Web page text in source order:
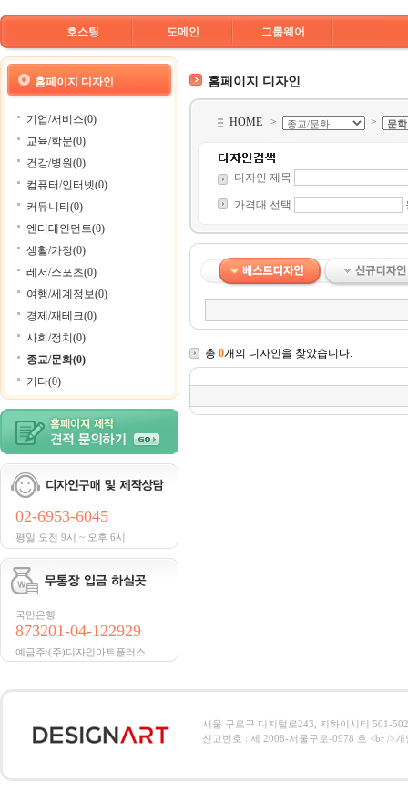
호스팅 도메인 그룹웨어
홈페이지 디자인
기업/서비스(0)
교육/학문(0)
건강/병원(0)
컴퓨터/인터넷(0)
커뮤니티(0)
엔터테인먼트(0)
생활/가정(0)
레저/스포츠(0)
여행/세계정보(0)
경제/재테크(0)
사회/정치(0)
종교/문화(0)
기타(0)
02-6953-6045
평일 오전 9시 ~ 오후 6시
국민은행
873201-04-122929
예금주:(주)디자인아트플러스
홈페이지 디자인
HOME > >
디자인 제목
가격대 선택
총 0개의 디자인을 찾았습니다.
서울 구로구 디지털로243, 지하이시티 501-
신고번호 : 제 2008-서울구로-0978 호 <br />